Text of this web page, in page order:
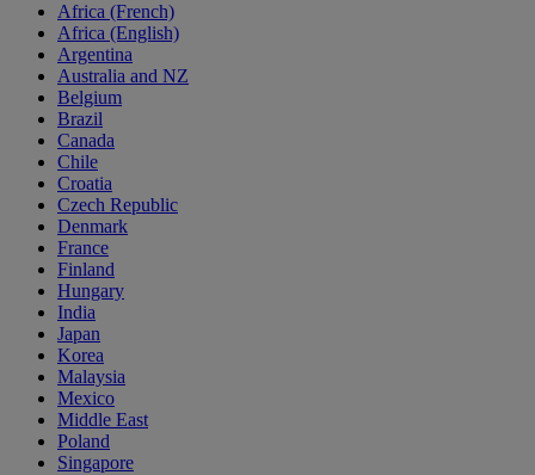
Africa (French)
Africa (English)
Argentina
Australia and NZ
Belgium
Brazil
Canada
Chile
Croatia
Czech Republic
Denmark
France
Finland
Hungary
India
Japan
Korea
Malaysia
Mexico
Middle East
Poland
Singapore